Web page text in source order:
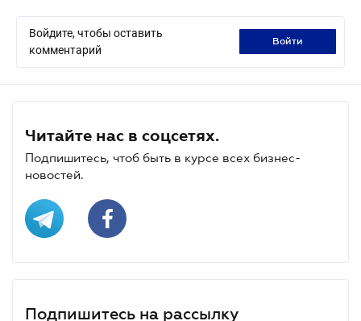
Войдите, чтобы оставить
комментарий
войти
Читайте нас в соцсетях.
Подпишитесь, чтоб быть в курсе всех бизнес-
новостей.
Подпишитесь на рассылку